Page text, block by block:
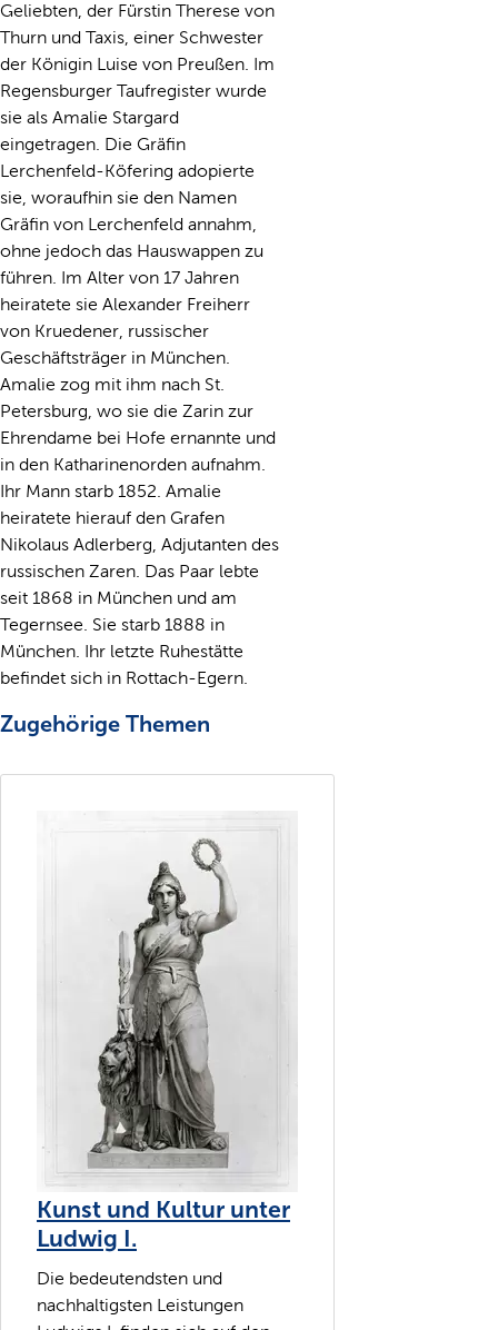
Geliebten, der Fürstin Therese von
Thurn und Taxis, einer Schwester
der Königin Luise von Preußen. Im
Regensburger Taufregister wurde
sie als Amalie Stargard
eingetragen. Die Gräfin
Lerchenfeld-Köfering adopierte
sie, woraufhin sie den Namen
Gräfin von Lerchenfeld annahm,
ohne jedoch das Hauswappen zu
führen. Im Alter von 17 Jahren
heiratete sie Alexander Freiherr
von Kruedener, russischer
Geschäftsträger in München.
Amalie zog mit ihm nach St.
Petersburg, wo sie die Zarin zur
Ehrendame bei Hofe ernannte und
in den Katharinenorden aufnahm.
Ihr Mann starb 1852. Amalie
heiratete hierauf den Grafen
Nikolaus Adlerberg, Adjutanten des
russischen Zaren. Das Paar lebte
seit 1868 in München und am
Tegernsee. Sie starb 1888 in
München. Ihr letzte Ruhestätte
befindet sich in Rottach-Egern.
Zugehörige Themen
Kunst und Kultur unter
Ludwig I.
Die bedeutendsten und
nachhaltigsten Leistungen